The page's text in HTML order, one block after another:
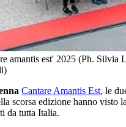
amantis est' 2025 (Ph. Silvia
Cantare Amantis Est, le
scorsa edizione hanno visto
da tutta Italia.